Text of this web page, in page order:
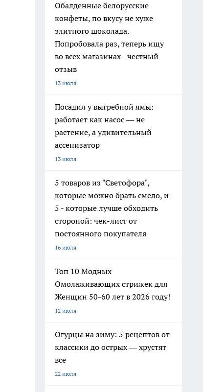
Обалденные белорусские
конфеты, по вкусу не хуже
элитного шоколада.
Попробовала раз, теперь ищу
во всех магазинах - честный
отзыв
13 июля
Посадил у выгребной ямы:
работает как насос — не
растение, а удивительный
ассенизатор
13 июля
5 товаров из "Светофора",
которые можно брать смело, и
5 - которые лучше обходить
стороной: чек-лист от
постоянного покупателя
16 июля
Топ 10 Модных
Омолаживающих стрижек для
Женщин 50-60 лет в 2026 году!
12 июля
Огурцы на зиму: 5 рецептов от
классики до острых — хрустят
все
22 июля